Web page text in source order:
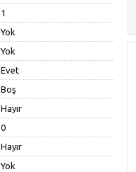
1
Yok
Yok
Evet
Boş
Hayır
0
Hayır
Yok